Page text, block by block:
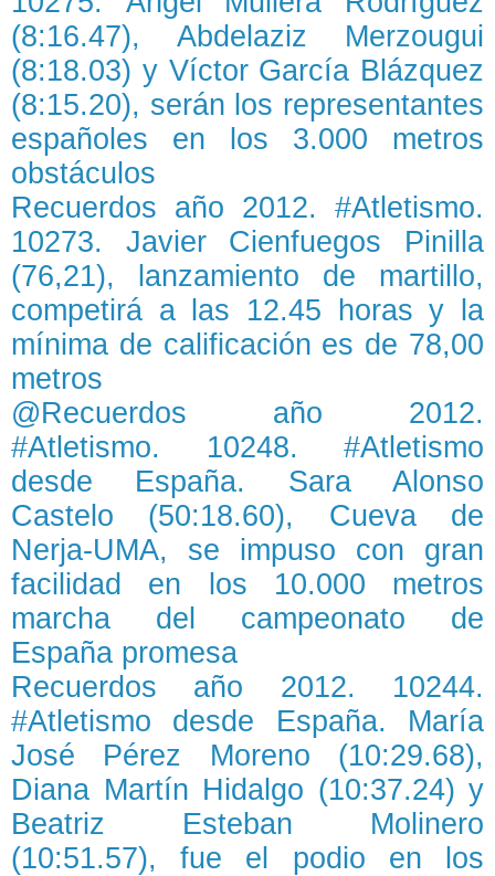
(8:16.47), Abdelaziz Merzougui
(8:18.03) y Víctor García Blázquez
(8:15.20), serán los representantes
españoles en los 3.000 metros
obstáculos
Recuerdos año 2012. #Atletismo.
10273. Javier Cienfuegos Pinilla
(76,21), lanzamiento de martillo,
competirá a las 12.45 horas y la
mínima de calificación es de 78,00
metros
@Recuerdos año 2012.
#Atletismo. 10248. #Atletismo
desde España. Sara Alonso
Castelo (50:18.60), Cueva de
Nerja-UMA, se impuso con gran
facilidad en los 10.000 metros
marcha del campeonato de
España promesa
Recuerdos año 2012. 10244.
#Atletismo desde España. María
José Pérez Moreno (10:29.68),
Diana Martín Hidalgo (10:37.24) y
Beatriz Esteban Molinero
(10:51.57), fue el podio en los